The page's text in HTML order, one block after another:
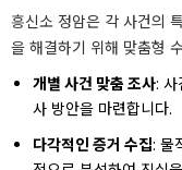
흥신소 정암은 각 사건의
을 해결하기 위해 맞춤형
개별 사건 맞춤 조사: 사
사 방안을 마련합니다.
다각적인 증거 수집: 물